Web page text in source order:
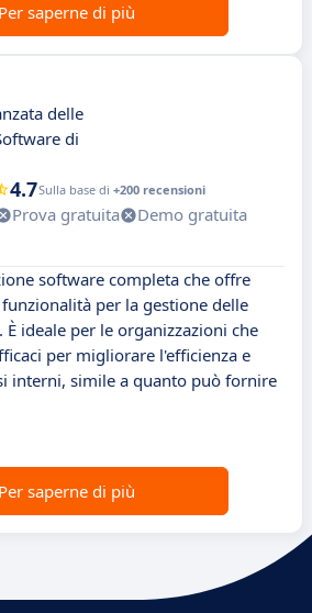
Per saperne di più
delle
di
4.7Sulla base di +200 recensioni
Prova gratuita
Demo gratuita
software completa che offre
per la gestione delle
ideale per le organizzazioni che
per migliorare l'efficienza e
interni, simile a quanto può fornire
Per saperne di più